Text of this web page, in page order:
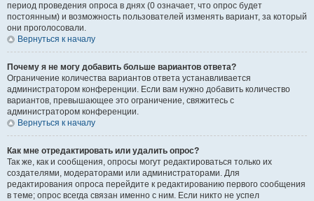
период проведения опроса в днях (0 означает, что опрос будет
постоянным) и возможность пользователей изменять вариант, за который
они проголосовали.
Вернуться к началу
Почему я не могу добавить больше вариантов ответа?
Ограничение количества вариантов ответа устанавливается
администратором конференции. Если вам нужно добавить количество
вариантов, превышающее это ограничение, свяжитесь с
администратором конференции.
Вернуться к началу
Как мне отредактировать или удалить опрос?
Так же, как и сообщения, опросы могут редактироваться только их
создателями, модераторами или администраторами. Для
редактирования опроса перейдите к редактированию первого сообщения
в теме; опрос всегда связан именно с ним. Если никто не успел